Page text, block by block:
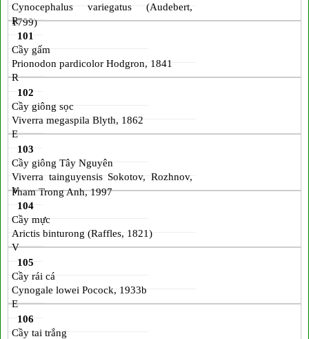
Cynocephalus variegatus (Audebert,
1799)
R
101
Cầy gấm
Prionodon pardicolor Hodgron, 1841
R
102
Cầy giông sọc
Viverra megaspila Blyth, 1862
E
103
Cầy giông Tây Nguyên
Viverra tainguyensis Sokotov, Rozhnov,
Pham Trong Anh, 1997
V
104
Cầy mực
Arictis binturong (Raffles, 1821)
V
105
Cầy rái cá
Cynogale lowei Pocock, 1933b
E
106
Cầy tai trắng